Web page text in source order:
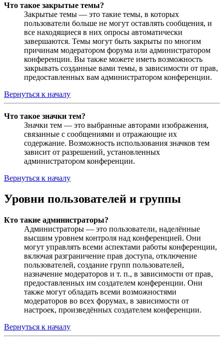
Что такое закрытые темы?
Закрытые темы — это такие темы, в которых
пользователи больше не могут оставлять сообщения, и
все находящиеся в них опросы автоматически
завершаются. Темы могут быть закрыты по многим
причинам модератором форума или администратором
конференции. Вы также можете иметь возможность
закрывать созданные вами темы, в зависимости от прав,
предоставленных вам администратором конференции.
Вернуться к началу
Что такое значки тем?
Значки тем — это выбранные авторами изображения,
связанные с сообщениями и отражающие их
содержание. Возможность использования значков тем
зависит от разрешений, установленных
администратором конференции.
Вернуться к началу
Уровни пользователей и группы
Кто такие администраторы?
Администраторы — это пользователи, наделённые
высшим уровнем контроля над конференцией. Они
могут управлять всеми аспектами работы конференции,
включая разграничение прав доступа, отключение
пользователей, создание групп пользователей,
назначение модераторов и т. п., в зависимости от прав,
предоставленных им создателем конференции. Они
также могут обладать всеми возможностями
модераторов во всех форумах, в зависимости от
настроек, произведённых создателем конференции.
Вернуться к началу